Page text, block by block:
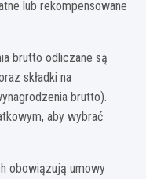
lub rekompensowane
brutto odliczane są
składki na
brutto).
aby wybrać
obowiązują umowy